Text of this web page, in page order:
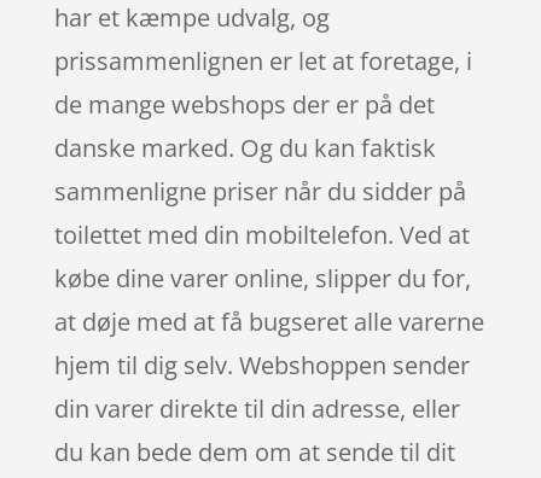
har et kæmpe udvalg, og
prissammenlignen er let at foretage, i
de mange webshops der er på det
danske marked. Og du kan faktisk
sammenligne priser når du sidder på
toilettet med din mobiltelefon. Ved at
købe dine varer online, slipper du for,
at døje med at få bugseret alle varerne
hjem til dig selv. Webshoppen sender
din varer direkte til din adresse, eller
du kan bede dem om at sende til dit